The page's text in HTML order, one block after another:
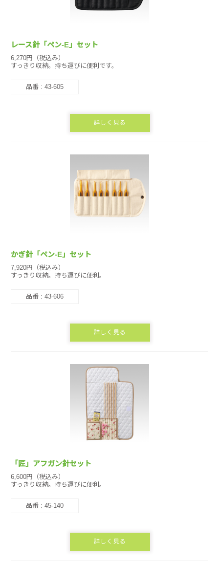
レース針「ペン-E」セット
6,270円（税込み）
すっきり収納。持ち運びに便利です。
品番 : 43-605
詳しく見る
かぎ針「ペン-E」セット
7,920円（税込み）
すっきり収納。持ち運びに便利。
品番 : 43-606
詳しく見る
「匠」アフガン針セット
6,600円（税込み）
すっきり収納。持ち運びに便利。
品番 : 45-140
詳しく見る